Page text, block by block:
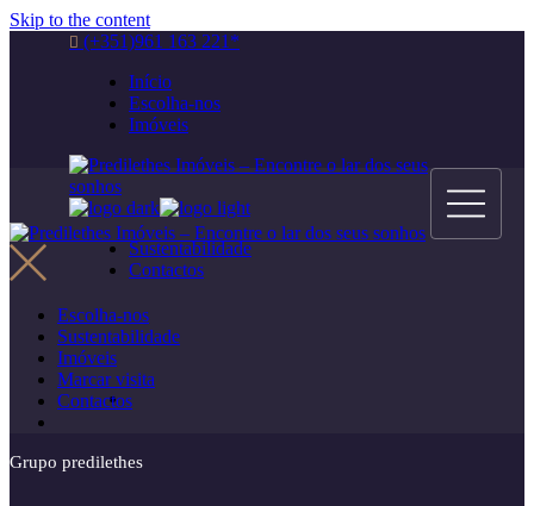
Skip to the content
(+351)961 163 221*
Início
Escolha-nos
Imóveis
Sustentabilidade
Contactos
Escolha-nos
Sustentabilidade
Imóveis
Marcar visita
Contactos
Grupo predilethes